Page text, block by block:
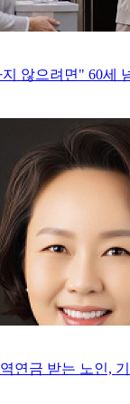
않으려면" 60세
연금 받는 노인,